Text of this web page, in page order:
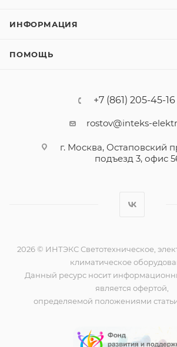
ИНФОРМАЦИЯ
ПОМОЩЬ
+7 (861) 205-45-16
rostov@inteks-
г. Москва, Остаповский
подъезд 3, офис
2026 © ИНТЭКС Светотехническое,
климатическое
Данный ресурс носит
является офертой,
определяемой положениями